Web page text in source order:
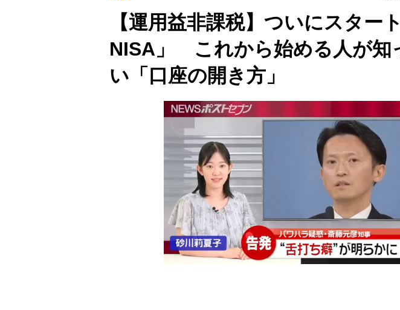
【運用益非課税】ついにスター
NISA」 これから始める人が知
い「口座の開き方」